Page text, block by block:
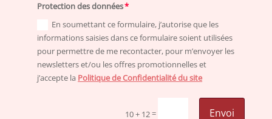
Protection des données
En soumettant ce formulaire, j’autorise que les
informations saisies dans ce formulaire soient utilisées
pour permettre de me recontacter, pour m’envoyer les
newsletters et/ou les offres promotionnelles et
j’accepte la Politique de Confidentialité du site
10 + 12= Envoi